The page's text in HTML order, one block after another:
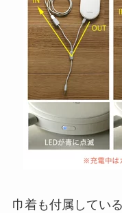
巾着も付属してい